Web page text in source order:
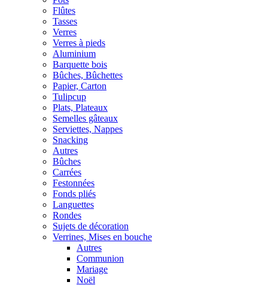
Flûtes
Tasses
Verres
Verres à pieds
Aluminium
Barquette bois
Bûches, Bûchettes
Papier, Carton
Tulipcup
Plats, Plateaux
Semelles gâteaux
Serviettes, Nappes
Snacking
Autres
Bûches
Carrées
Festonnées
Fonds pliés
Languettes
Rondes
Sujets de décoration
Verrines, Mises en bouche
Autres
Communion
Mariage
Noël